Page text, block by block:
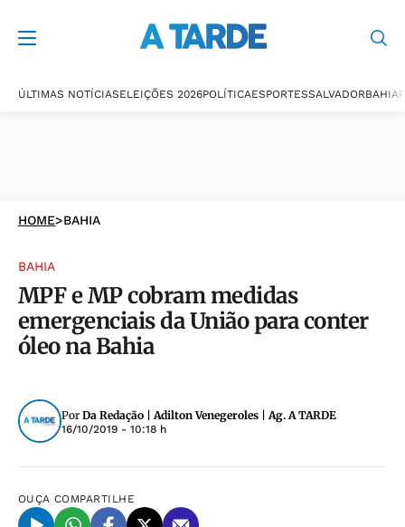
ÚLTIMAS NOTÍCIASELEIÇÕES 2026POLÍTICAESPORTESSALVADORBAHIA
HOME>BAHIA
BAHIA
MPF e MP cobram medidas
emergenciais da União para conter
óleo na Bahia
Por Da Redação | Adilton Venegeroles | Ag. A TARDE
16/10/2019 - 10:18 h
OUÇA COMPARTILHE